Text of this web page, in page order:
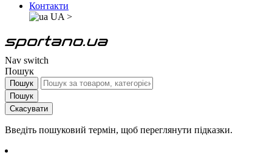
Контакти
UA >
Nav switch
Пошук
Пошук
Пошук
Скасувати
Введіть пошуковий термін, щоб переглянути підказки.